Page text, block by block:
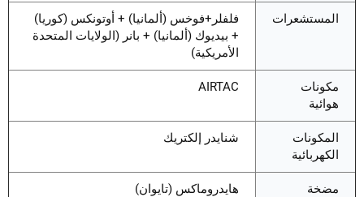
المستشعرات
فلفلر+فوخس (ألمانيا) + أوتونكس (كوريا)
+ بيديوك (ألمانيا) + بانر (الولايات المتحدة
الأمريكية)
مكونات
هوائية
AIRTAC
المكونات
الكهربائية
شنايدر إلكتريك
مضخة
هايدروماكس (تايوان)